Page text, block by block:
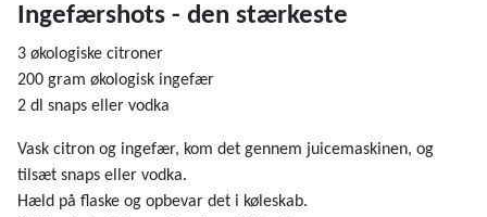
Ingefærshots - den stærkeste
3 økologiske citroner
200 gram økologisk ingefær
2 dl snaps eller vodka
Vask citron og ingefær, kom det gennem juicemaskinen, og
tilsæt snaps eller vodka.
Hæld på flaske og opbevar det i køleskab.